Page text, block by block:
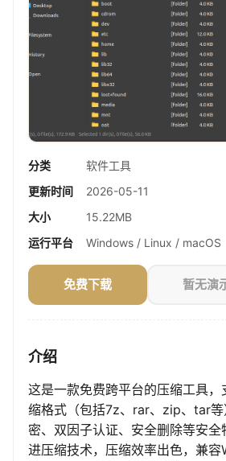
分类
软件工具
更新时间
2026-05-11
大小
15.22MB
运行平台
Windows / Linux / macOS
免费下载 暂无演
介绍
这是一款免费跨平台的压缩工具
缩格式（包括7z、rar、zip、tar等
密、双因子认证、安全删除等安
进压缩技术，压缩效率出色，兼容